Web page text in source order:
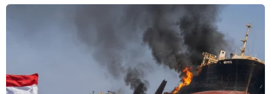
Thường trực Ban Bí thư Trần
Cẩm Tú tiếp Đại sứ Singapore tại Việt